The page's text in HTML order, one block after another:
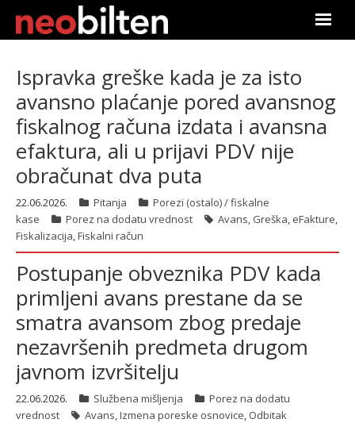
Pretraga
Aktuelno
Podaci
Linkovi
O nama
Pretplata
Prijava
ћирилица
Ispravka greške kada je za isto
avansno plaćanje pored avansnog
fiskalnog računa izdata i avansna
efaktura, ali u prijavi PDV nije
obračunat dva puta
22.06.2026. Pitanja
Porezi (ostalo) / fiskalne
kase
Porez na dodatu vrednost Avans, Greška, eFakture,
Fiskalizacija,Fiskalni račun
Postupanje obveznika PDV kada
primljeni avans prestane da se
smatra avansom zbog predaje
nezavršenih predmeta drugom
javnom izvršitelju
22.06.2026. Službena mišljenja
Porez na dodatu
vrednost
Avans,Izmena poreske osnovice, Odbitak